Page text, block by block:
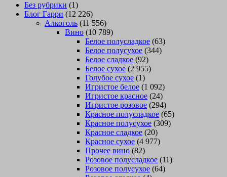
Без рубрики (1)
Блог Гарри (12 226)
Алкоголь (11 556)
Вино (10 789)
Белое полусладкое (63)
Белое полусухое (344)
Белое сладкое (92)
Белое сухое (2 955)
Голубое сухое (1)
Игристое белое (1 092)
Игристое красное (24)
Игристое розовое (294)
Красное полусладкое (65)
Красное полусухое (309)
Красное сладкое (20)
Красное сухое (4 977)
Прочее вино (82)
Розовое полусладкое (11)
Розовое полусухое (64)